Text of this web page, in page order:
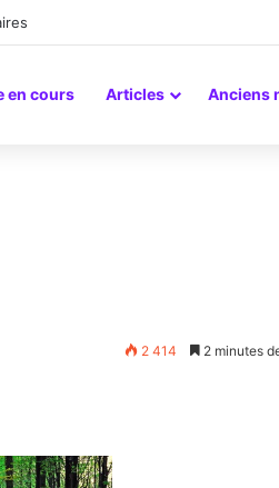
du lien
en cours Articles Anciens
2 414 2 minutes